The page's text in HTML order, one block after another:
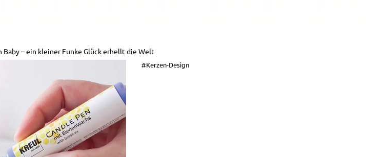
Baby – ein kleiner Funke Glück erhellt die Welt
#Kerzen-Design